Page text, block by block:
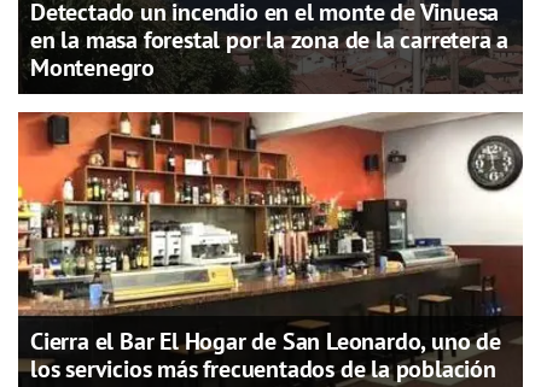
Detectado un incendio en el monte de Vinuesa
en la masa forestal por la zona de la carretera a
Montenegro
Cierra el Bar El Hogar de San Leonardo, uno de
los servicios más frecuentados de la población